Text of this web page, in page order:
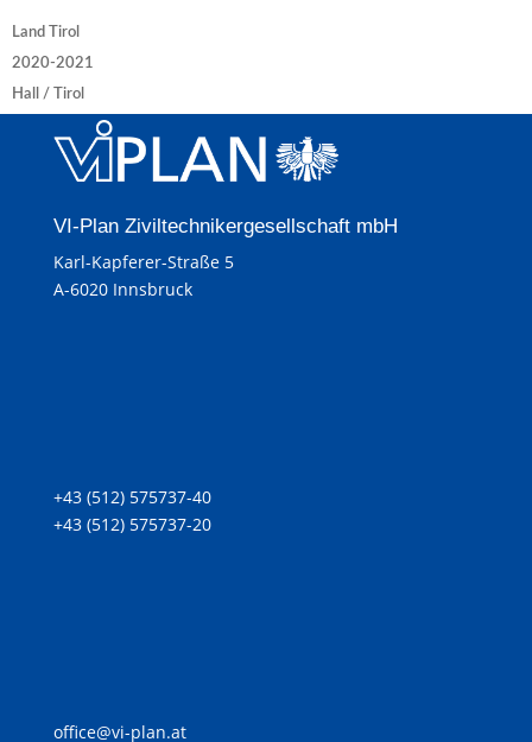
Land Tirol
2020-2021
Hall / Tirol
VI-Plan Ziviltechnikergesellschaft mbH
Karl-Kapferer-Straße 5
A-6020 Innsbruck
+43 (512) 575737-40
+43 (512) 575737-20
office@vi-plan.at